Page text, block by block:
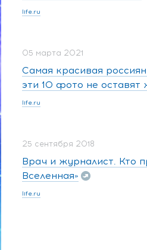
life.ru
05 марта 2021
Самая красивая
эти 10 фото не
life.ru
25 сентября 2018
Врач и журналист. Кто
Вселенная»
life.ru